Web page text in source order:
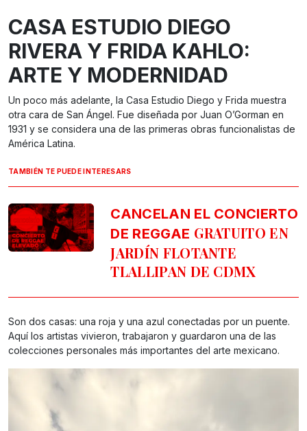
CASA ESTUDIO DIEGO
RIVERA Y FRIDA KAHLO:
ARTE Y MODERNIDAD
Un poco más adelante, la Casa Estudio Diego y Frida muestra
otra cara de San Ángel. Fue diseñada por Juan O’Gorman en
1931 y se considera una de las primeras obras funcionalistas de
América Latina.
TAMBIÉN TE PUEDE INTERESARS
CANCELAN EL CONCIERTO
DE REGGAE GRATUITO EN
JARDÍN FLOTANTE
TLALLIPAN DE CDMX
Son dos casas: una roja y una azul conectadas por un puente.
Aquí los artistas vivieron, trabajaron y guardaron una de las
colecciones personales más importantes del arte mexicano.